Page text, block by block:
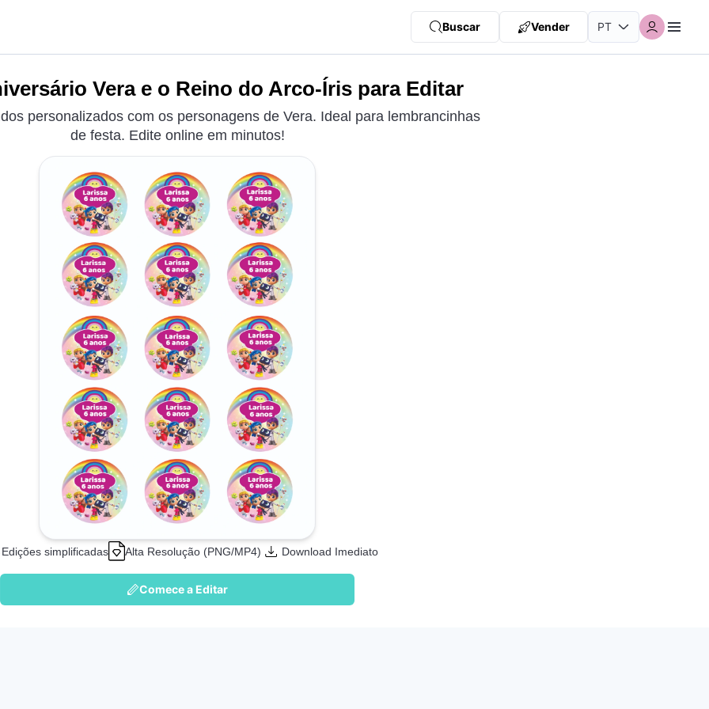
Buscar Vender
Vera e o Reino do Arco-Íris para Editar
personalizados com os personagens de Vera. Ideal para lembrancinhas
de festa. Edite online em minutos!
Edições simplificadas Alta Resolução (PNG/MP4) Download Imediato
Comece a Editar